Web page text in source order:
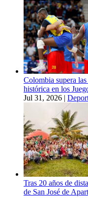
Colombia supera
histórica en los
Jul 31, 2026 |
Tras 20 años de
de San José de